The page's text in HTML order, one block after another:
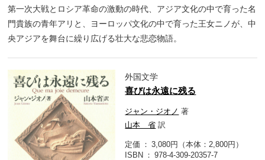
第一次大戦とロシア革命の激動の時代、アジア文化の中で育った名
門貴族の青年アリと、ヨーロッパ文化の中で育った王女ニノが、中
央アジアを舞台に繰り広げる壮大な悲恋物語。
外国文学
喜びは永遠に残る
ジャン・ジオノ 著
山本 省 訳
定価
3,080円（本体：2,800円）
ISBN
978-4-309-20357-7